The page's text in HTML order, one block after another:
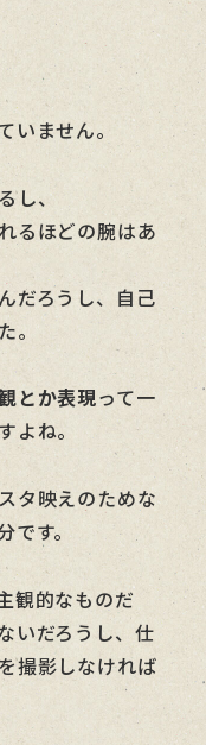
いません。
し、
るほどの腕はあ
だろうし、自己
。
とか表現って一
よね。
タ映えのためな
です。
観的なものだ
いだろうし、仕
撮影しなければ